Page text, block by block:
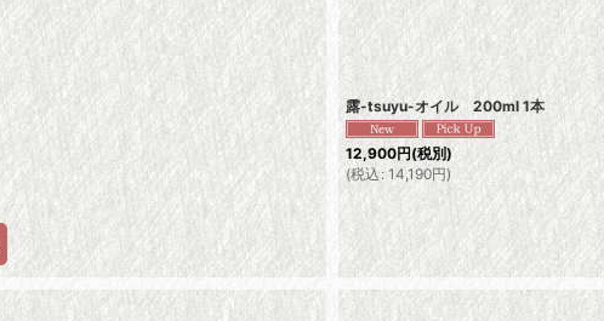
露-tsuyu-オイル 200ml 1本
12,900円(税別)
(税込 : 14,190円)